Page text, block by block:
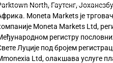
North, Гаутенг,
Moneta Markets је
Moneta Markets Ltd,
регистру
Луције под бројем
Ltd, олакшава услуге